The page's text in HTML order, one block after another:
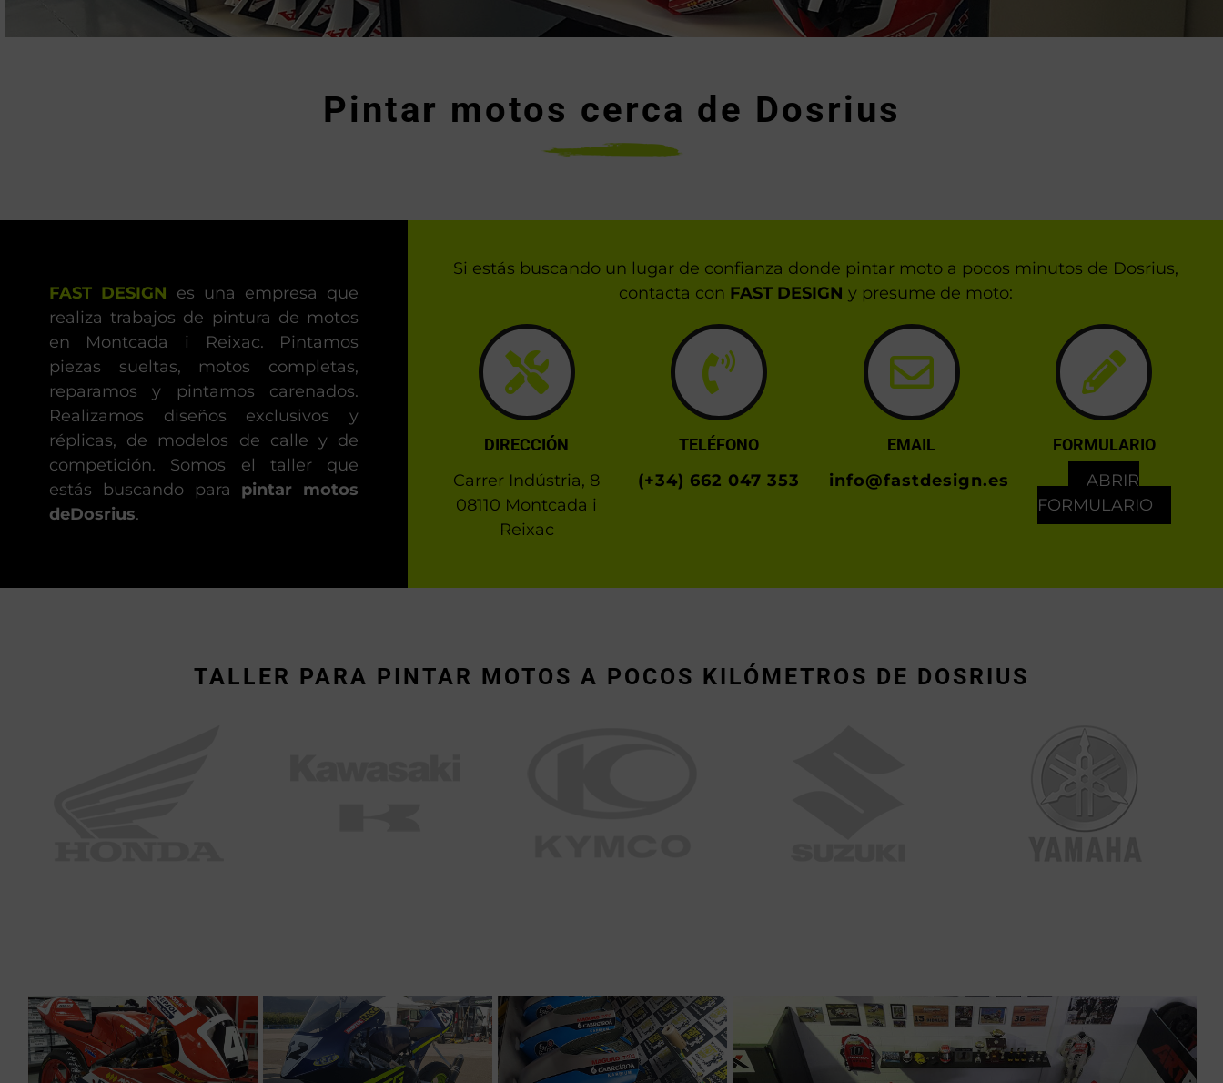
Pintar motos cerca de Dosrius
FAST DESIGN es una empresa que
realiza trabajos de pintura de motos
en Montcada i Reixac. Pintamos
piezas sueltas, motos completas,
reparamos y pintamos carenados.
Realizamos diseños exclusivos y
réplicas, de modelos de calle y de
competición. Somos el taller que
estás buscando para pintar motos
deDosrius.
Si estás buscando un lugar de confianza donde pintar moto a pocos minutos de Dosrius,
contacta con FAST DESIGN y presume de moto:
DIRECCIÓN
Carrer Indústria, 8
08110 Montcada i
Reixac
TELÉFONO
(+34) 662 047 353
EMAIL
info@fastdesign.es
FORMULARIO
ABRIR
FORMULARIO
TALLER PARA PINTAR MOTOS A POCOS KILÓMETROS DE DOSRIUS